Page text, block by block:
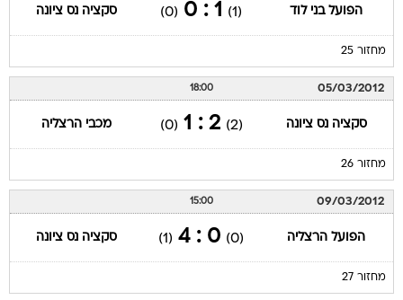
הפועל בני לוד (1)
1 : 0
(0) סקציה נס ציונה
מחזור 25
05/03/2012
18:00
סקציה נס ציונה (2)
2 : 1
(0) מכבי הרצליה
מחזור 26
09/03/2012
15:00
הפועל הרצליה (0)
0 : 4
(1) סקציה נס ציונה
מחזור 27